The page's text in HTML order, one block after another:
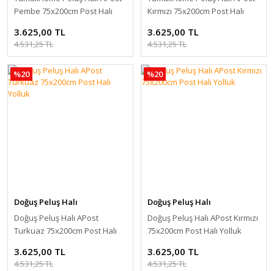
Pembe 75x200cm Post Halı
3.625,00 TL
4.531,25 TL
Kırmızı 75x200cm Post Halı
3.625,00 TL
4.531,25 TL
%20
Doğuş Peluş Halı
Doğuş Peluş Halı APost
Turkuaz 75x200cm Post Halı
3.625,00 TL
4.531,25 TL
%20
Doğuş Peluş Halı
Doğuş Peluş Halı APost Kırmızı
75x200cm Post Halı Yolluk
3.625,00 TL
4.531,25 TL